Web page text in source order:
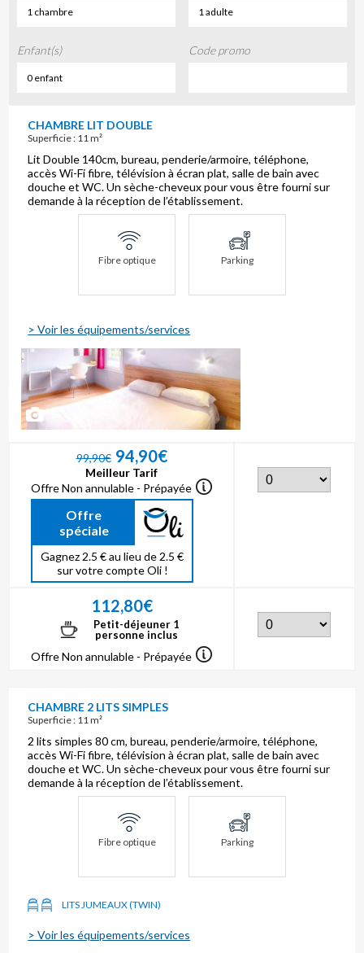
1 chambre 1 adulte
Enfant(s)
0 enfant
Code promo
CHAMBRE LIT DOUBLE
Superficie : 11 m²
Lit Double 140cm, bureau, penderie/armoire, téléphone,
accès Wi-Fi fibre, télévision à écran plat, salle de bain avec
douche et WC. Un sèche-cheveux pour vous être fourni sur
demande à la réception de l’établissement.
Fibre optique Parking
> Voir les équipements/services
99,90€ 94,90€
Meilleur Tarif
Offre Non annulable - Prépayée
Offre
spéciale
Gagnez 2.5 € au lieu de 2.5 €
sur votre compte Oli !
112,80€
Petit-déjeuner 1
personne inclus
Offre Non annulable - Prépayée
CHAMBRE 2 LITS SIMPLES
Superficie : 11 m²
2 lits simples 80 cm, bureau, penderie/armoire, téléphone,
accès Wi-Fi fibre, télévision à écran plat, salle de bain avec
douche et WC. Un sèche-cheveux pour vous être fourni sur
demande à la réception de l’établissement.
Fibre optique Parking
LITS JUMEAUX (TWIN)
> Voir les équipements/services